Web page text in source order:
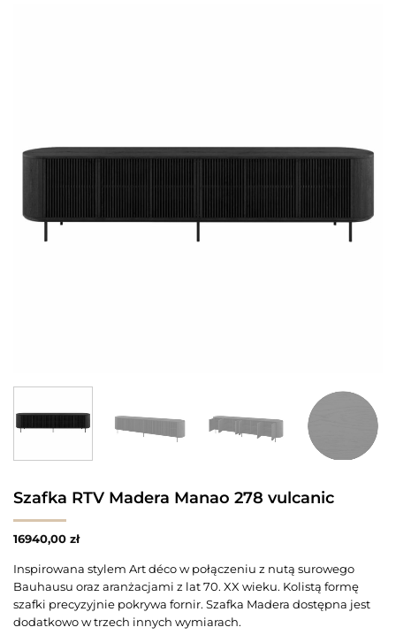
Szafka RTV Madera Manao 278 vulcanic
16940,00 zł
Inspirowana stylem Art déco w połączeniu z nutą surowego
Bauhausu oraz aranżacjami z lat 70. XX wieku. Kolistą formę
szafki precyzyjnie pokrywa fornir. Szafka Madera dostępna jest
dodatkowo w trzech innych wymiarach.